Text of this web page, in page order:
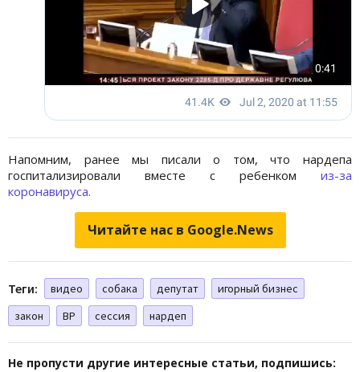
Напомним, ранее мы писали о том, что нардепа
госпитализировали вместе с ребенком из-за
коронавируса.
Читайте нас в Google.News
Теги: видео собака депутат
игорный бизнес
закон
ВР сессия нардеп
Не пропусти другие интересные статьи, подпишись: